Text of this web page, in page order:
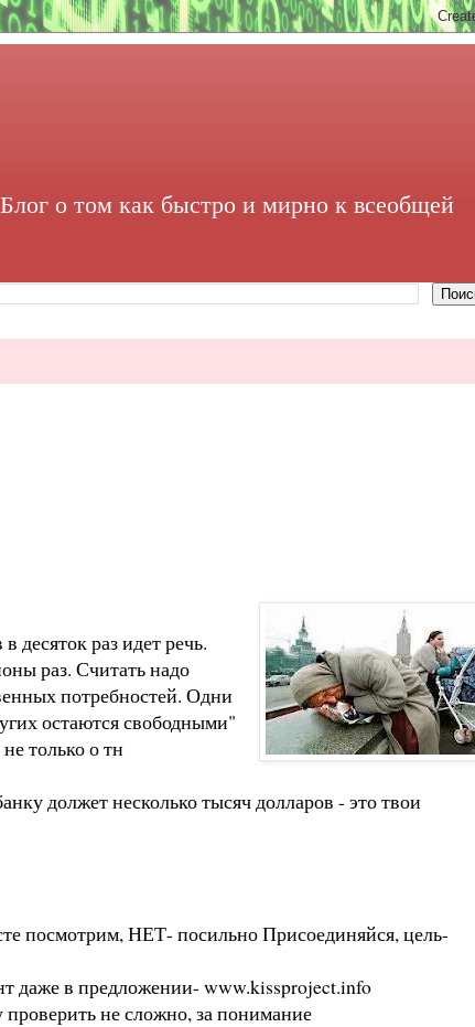
о том как быстро и мирно к всеобщей
десяток раз идет речь.
раз. Считать надо
потребностей. Одни
остаются свободными"
только о тн
должет несколько тысяч долларов - это твои
посмотрим, НЕТ- посильно Присоединяйся, цель-
в предложении- www.kissproject.info
не сложно, за понимание